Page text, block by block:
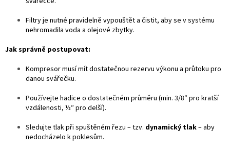
Filtry je nutné pravidelně vypouštět a čistit, aby se v systému
nehromadila voda a olejové zbytky.
Jak správně postupovat:
Kompresor musí mít dostatečnou rezervu výkonu a průtoku pro
danou svářečku.
Používejte hadice o dostatečném průměru (min. 3/8″ pro kratší
vzdálenosti, ½″ pro delší).
Sledujte tlak při spuštěném řezu – tzv. dynamický tlak– aby
nedocházelo k poklesům.